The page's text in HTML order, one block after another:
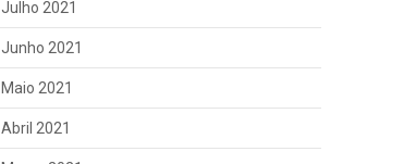
Julho 2021
Junho 2021
Maio 2021
Abril 2021